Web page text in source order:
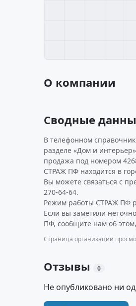
О компании
Сводные
В телефонном
разделе «Дом и
продажа под номером
СТРАЖ ПФ находится в
Вы можете связаться с
270-64-64.
Режим работы СТРАЖ ПФ
Если вы заметили
ПФ, сообщите нам об
Страница организации
Отзывы 0
Не опубликовано ни